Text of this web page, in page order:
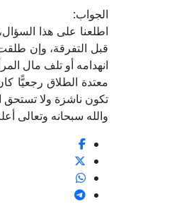
الجواب:
اطلعنا على هذا
قبل ‏التفرقة، وإن
انهدامه أو تلف ‏مال
معتدة الطلاق ‏رجعيًّا
تكون ‏ناشزة ولا
والله سبحانه وتعالى